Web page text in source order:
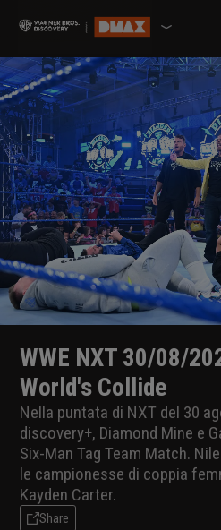
WWE NXT 30/08/
World's Collide
Nella puntata di NXT del 30
discovery+, Diamond Mine e
Six-Man Tag Team Match.
le campionesse di coppia
Kayden Carter.
Share